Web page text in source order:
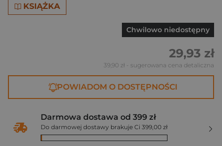
KSIĄŻKA
Chwilowo niedostępny
29,93 zł
39,90 zł - sugerowana cena detaliczna
POWIADOM O DOSTĘPNOŚCI
Darmowa dostawa od 399 zł
Do darmowej dostawy brakuje Ci 399,00 zł